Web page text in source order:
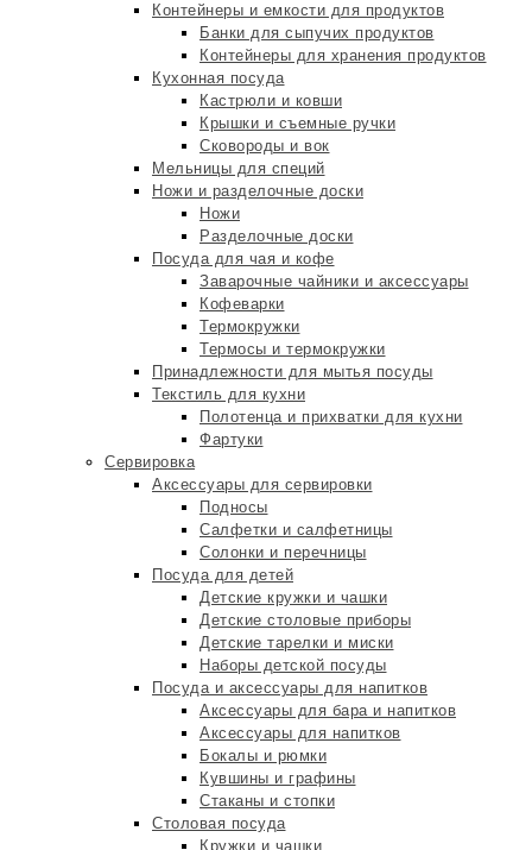
Контейнеры и емкости для продуктов
Банки для сыпучих продуктов
Контейнеры для хранения продуктов
Кухонная посуда
Кастрюли и ковши
Крышки и съемные ручки
Сковороды и вок
Мельницы для специй
Ножи и разделочные доски
Ножи
Разделочные доски
Посуда для чая и кофе
Заварочные чайники и аксессуары
Кофеварки
Термокружки
Термосы и термокружки
Принадлежности для мытья посуды
Текстиль для кухни
Полотенца и прихватки для кухни
Фартуки
Сервировка
Аксессуары для сервировки
Подносы
Салфетки и салфетницы
Солонки и перечницы
Посуда для детей
Детские кружки и чашки
Детские столовые приборы
Детские тарелки и миски
Наборы детской посуды
Посуда и аксессуары для напитков
Аксессуары для бара и напитков
Аксессуары для напитков
Бокалы и рюмки
Кувшины и графины
Стаканы и стопки
Столовая посуда
Кружки и чашки